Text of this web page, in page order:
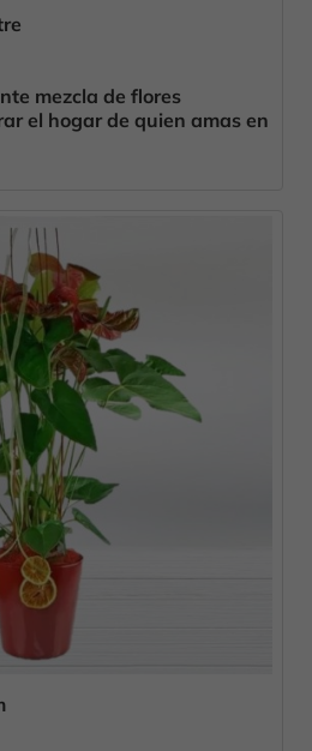
mezcla de flores
el hogar de quien amas en